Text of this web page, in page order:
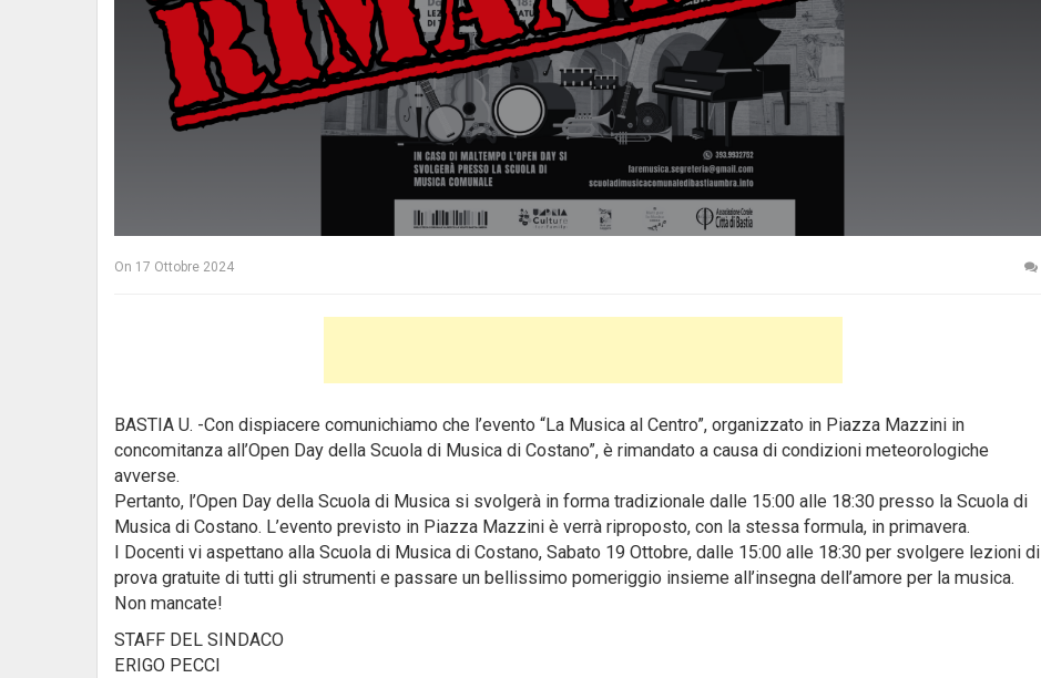
On 17 Ottobre 2024
BASTIA U. -Con dispiacere comunichiamo che l’evento “La Musica al Centro”, organizzato in Piazza Mazzini in
concomitanza all’Open Day della Scuola di Musica di Costano”, è rimandato a causa di condizioni meteorologiche
avverse.
Pertanto, l’Open Day della Scuola di Musica si svolgerà in forma tradizionale dalle 15:00 alle 18:30 presso la Scuola di
Musica di Costano. L’evento previsto in Piazza Mazzini è verrà riproposto, con la stessa formula, in primavera.
I Docenti vi aspettano alla Scuola di Musica di Costano, Sabato 19 Ottobre, dalle 15:00 alle 18:30 per svolgere lezioni di
prova gratuite di tutti gli strumenti e passare un bellissimo pomeriggio insieme all’insegna dell’amore per la musica.
Non mancate!
STAFF DEL SINDACO
ERIGO PECCI